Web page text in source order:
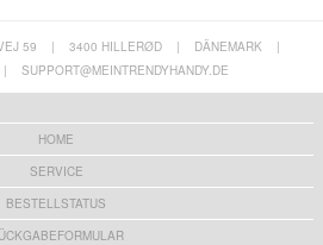
59 | 3400 HILLERØD | DÄNEMARK
|
| SUPPORT@MEINTRENDYHANDY.DE
HOME
SERVICE
BESTELLSTATUS